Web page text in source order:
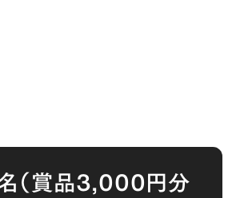
（賞品3,000円分